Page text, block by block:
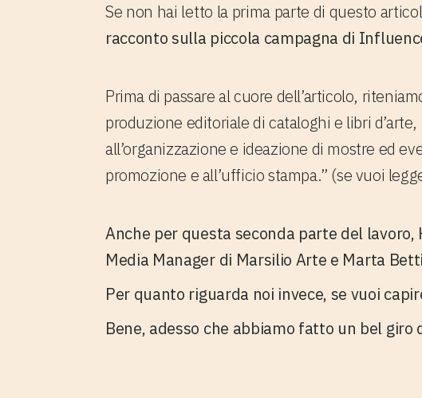
Se non hai letto la prima parte di questo
racconto sulla piccola campagna di
Prima di passare al cuore dell’articolo,
produzione editoriale di cataloghi e libri
all’organizzazione e ideazione di mostre ed
promozione e all’ufficio stampa.” (se vuoi
Anche per questa seconda parte del
Media Manager di Marsilio Arte e Marta
Per quanto riguarda noi invece, se vuoi
Bene, adesso che abbiamo fatto un bel